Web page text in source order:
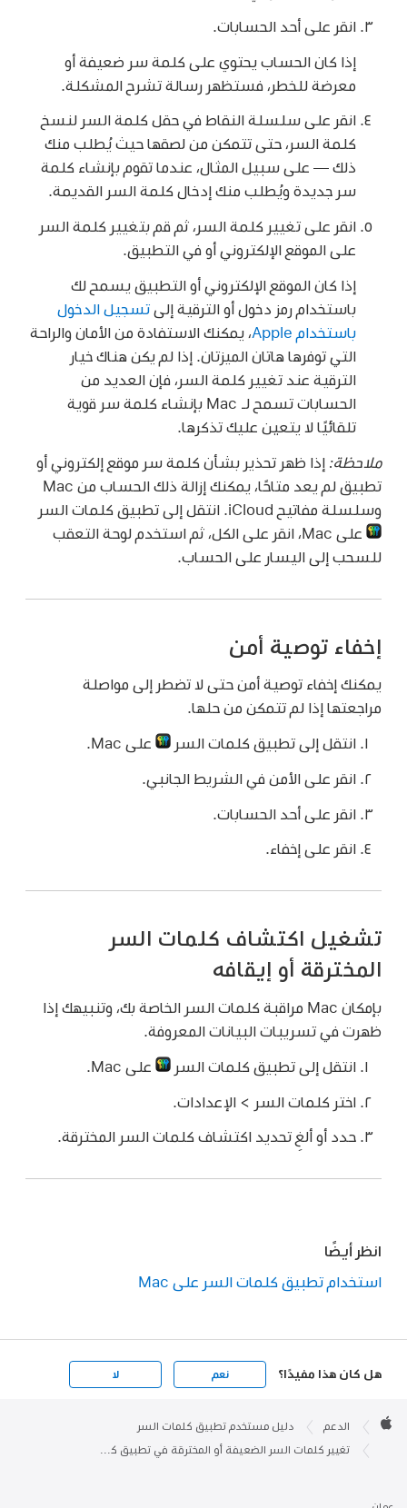
انقر على أحد الحسابات.
إذا كان الحساب يحتوي على كلمة سر ضعيفة أو
معرضة للخطر، فستظهر رسالة تشرح المشكلة.
انقر على سلسلة النقاط في حقل كلمة السر لنسخ
كلمة السر، حتى تتمكن من لصقها حيث يُطلب منك
ذلك — على سبيل المثال، عندما تقوم بإنشاء كلمة
سر جديدة ويُطلب منك إدخال كلمة السر القديمة.
انقر على تغيير كلمة السر، ثم قم بتغيير كلمة السر
على الموقع الإلكتروني أو في التطبيق.
إذا كان الموقع الإلكتروني أو التطبيق يسمح لك
باستخدام رمز دخول أو الترقية إلىتسجيل الدخول
باستخدام Apple
، يمكنك الاستفادة من الأمان والراحة
التي توفرها هاتان الميزتان. إذا لم يكن هناك خيار
الترقية عند تغيير كلمة السر، فإن العديد من
الحسابات تسمح لـ Mac بإنشاء كلمة سر قوية
تلقائيًا لا يتعين عليك تذكرها.
ملاحظة: إذا ظهر تحذير بشأن كلمة سر موقع إلكتروني أو
تطبيق لم يعد متاحًا، يمكنك إزالة ذلك الحساب من Mac
وسلسلة مفاتيح iCloud. انتقل إلى تطبيق كلمات السر
على Mac، انقر على الكل، ثم استخدم لوحة التعقب
للسحب إلى اليسار على الحساب.
إخفاء توصية أمن
يمكنك إخفاء توصية أمن حتى لا تضطر إلى مواصلة
مراجعتها إذا لم تتمكن من حلها.
انتقل إلى تطبيق كلمات السر على Mac.
انقر على الأمن في الشريط الجانبي.
انقر على أحد الحسابات.
انقر على إخفاء.
تشغيل اكتشاف كلمات السر
المخترقة أو إيقافه
بإمكان Mac مراقبة كلمات السر الخاصة بك، وتنبيهك إذا
ظهرت في تسريبات البيانات المعروفة.
انتقل إلى تطبيق كلمات السر على Mac.
اختر كلمات السر > الإعدادات.
حدد أو ألغِ تحديد اكتشاف كلمات السر المخترقة.
انظر أيضًا
استخدام تطبيق كلمات السر على Mac
هل كان هذا مفيدًا؟ نعم لا
Footer

الدعم دليل مستخدم تطبيق كلمات السر
تغيير كلمات السر الضعيفة أو المخترقة في تطبيق كلمات السر على Mac